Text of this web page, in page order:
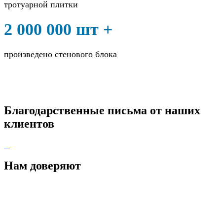
тротуарной плитки
2 000 000 шт +
произведено стенового блока
Благодарственные письма от наших
клиентов
Нам доверяют